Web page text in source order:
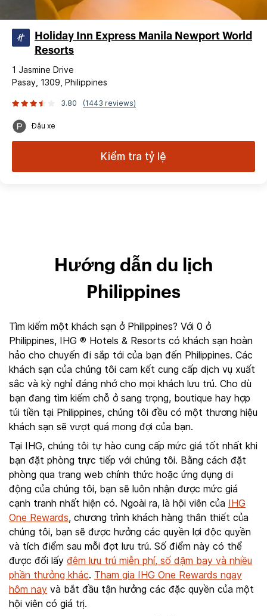
Holiday Inn Express Manila Newport World
Resorts
1 Jasmine Drive
Pasay, 1309, Philippines
3.80 (1443 reviews)
Đậu xe
Kiểm tra tỷ lệ
Hướng dẫn du lịch
Philippines
Tìm kiếm một khách sạn ở Philippines? Với 0 ở
Philippines, IHG ® Hotels & Resorts có khách sạn hoàn
hảo cho chuyến đi sắp tới của bạn đến Philippines. Các
khách sạn của chúng tôi cam kết cung cấp dịch vụ xuất
sắc và kỳ nghỉ đáng nhớ cho mọi khách lưu trú. Cho dù
bạn đang tìm kiếm chỗ ở sang trọng, boutique hay hợp
túi tiền tại Philippines, chúng tôi đều có một thương hiệu
khách sạn sẽ vượt quá mong đợi của bạn.
Tại IHG, chúng tôi tự hào cung cấp mức giá tốt nhất khi
bạn đặt phòng trực tiếp với chúng tôi. Bằng cách đặt
phòng qua trang web chính thức hoặc ứng dụng di
động của chúng tôi, bạn sẽ luôn nhận được mức giá
cạnh tranh nhất hiện có. Ngoài ra, là hội viên của IHG
One Rewards, chương trình khách hàng thân thiết của
chúng tôi, bạn sẽ được hưởng các quyền lợi độc quyền
và tích điểm sau mỗi đợt lưu trú. Số điểm này có thể
được đổi lấy đêm lưu trú miễn phí, số dặm bay và nhiều
phần thưởng khác. Tham gia IHG One Rewards ngay
hôm nay và bắt đầu tận hưởng các đặc quyền của một
hội viên có giá trị.